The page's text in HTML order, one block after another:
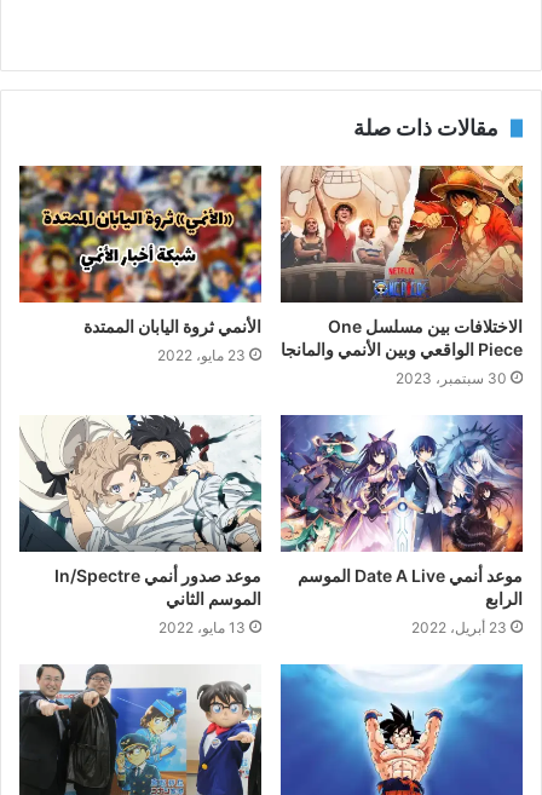
مقالات ذات صلة
الاختلافات بين مسلسل One
Piece الواقعي وبين الأنمي والمانجا
30 سبتمبر، 2023
الأنمي ثروة اليابان الممتدة
23 مايو، 2022
موعد أنمي Date A Live الموسم
الرابع
23 أبريل، 2022
موعد صدور أنمي In/Spectre
الموسم الثاني
13 مايو، 2022